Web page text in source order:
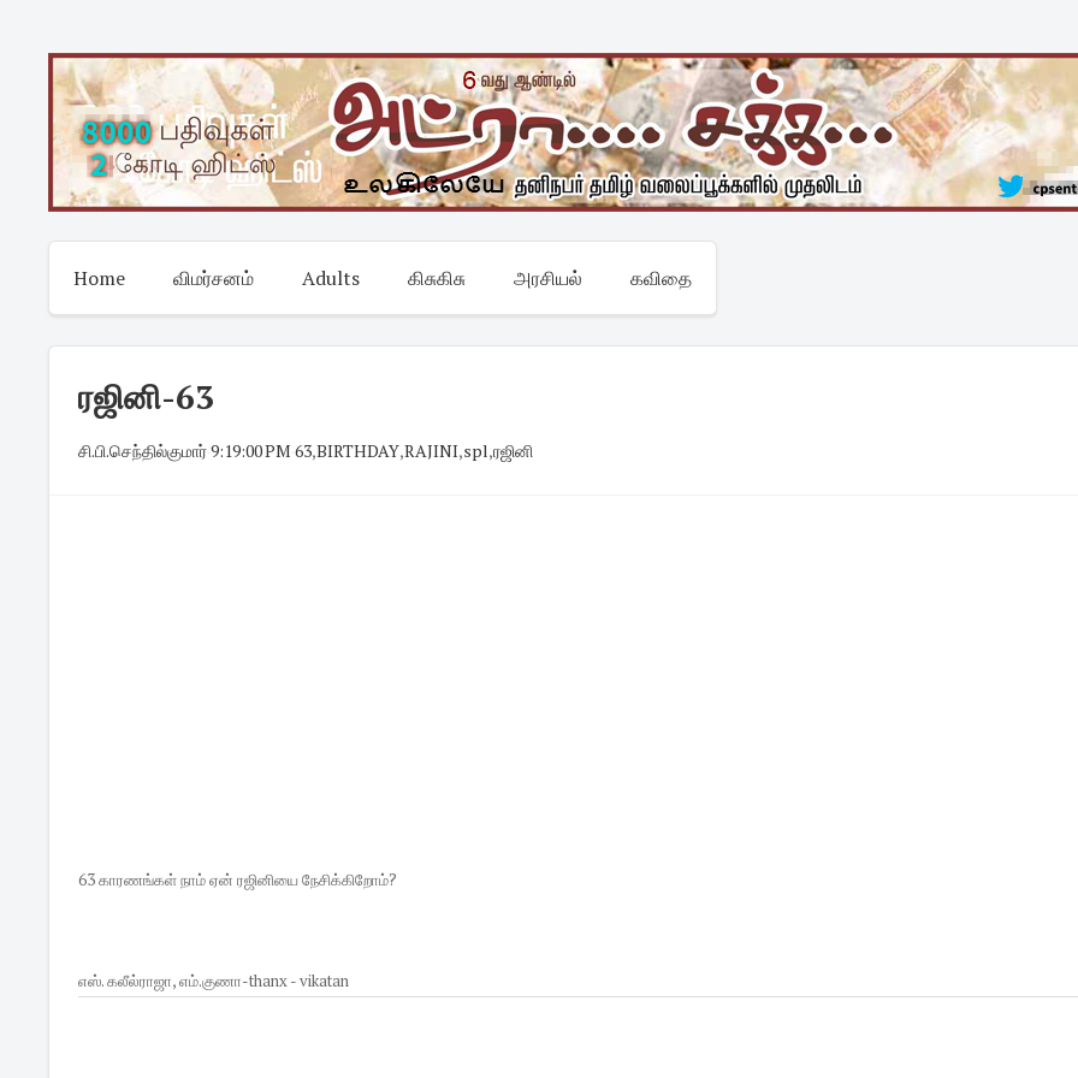
content
Home விமர்சனம் Adults கிசுகிசு அரசியல் கவிதை
ரஜினி-63
சி.பி.செந்தில்குமார்·9:19:00 PM ·63,BIRTHDAY,RAJINI,spl,ரஜினி
63 காரணங்கள் நாம் ஏன் ரஜினியை நேசிக்கிறோம்?
எஸ். கலீல்ராஜா, எம்.குணா-thanx - vikatan